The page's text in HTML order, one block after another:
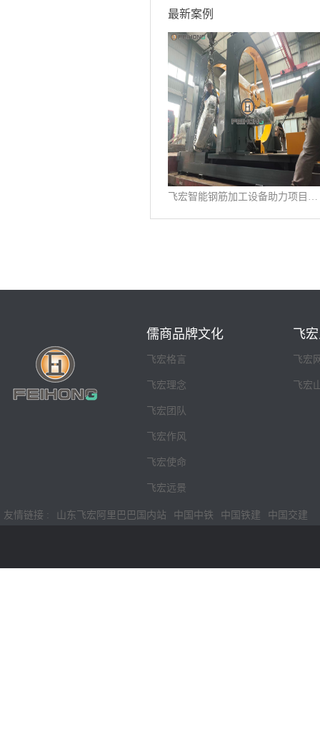
最新案例
飞宏智能钢筋加工设备助力项目施工建设
儒商品牌文化
飞宏格言
飞宏理念
飞宏团队
飞宏作风
飞宏使命
飞宏远景
飞
飞宏
飞宏
友情链接 : 山东飞宏阿里巴巴国内站 中国中铁 中国铁建 中国交建